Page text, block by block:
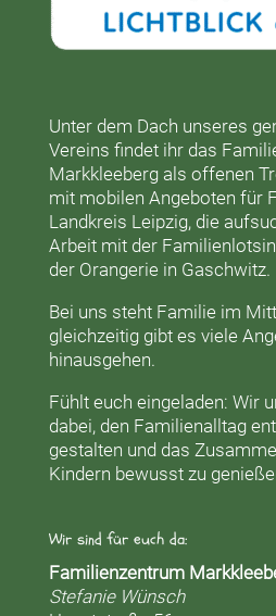
Unter dem Dach unseres
Vereins findet ihr das
Markkleebergals offenen
mit mobilen Angeboten für
Landkreis Leipzig, die
Arbeit mit der Familienlotsin
der Orangeriein Gaschwitz.
Bei uns steht Familie im
gleichzeitig gibt es viele
hinausgehen.
Fühlt euch eingeladen: Wir
dabei, den Familienalltag
gestalten und das
Kindern bewusst zu
Wir sind für euch da:
Familienzentrum
Stefanie Wünsch